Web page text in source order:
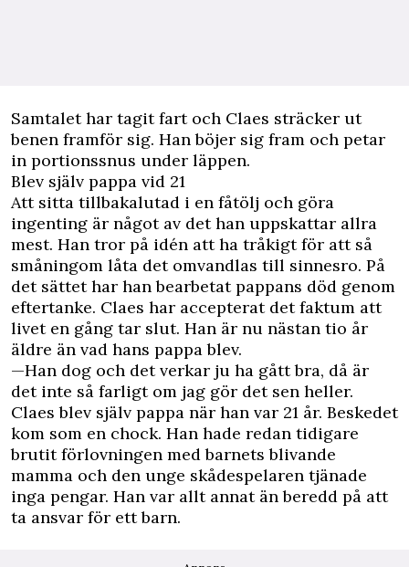
Samtalet har tagit fart och Claes sträcker ut
benen framför sig. Han böjer sig fram och petar
in portionssnus under läppen.
Blev själv pappa vid 21
Att sitta tillbakalutad i en fåtölj och göra
ingenting är något av det han uppskattar allra
mest. Han tror på idén att ha tråkigt för att så
småningom låta det omvandlas till sinnesro. På
det sättet har han bearbetat pappans död genom
eftertanke. Claes har accepterat det faktum att
livet en gång tar slut. Han är nu nästan tio år
äldre än vad hans pappa blev.
—Han dog och det verkar ju ha gått bra, då är
det inte så farligt om jag gör det sen heller.
Claes blev själv pappa när han var 21 år. Beskedet
kom som en chock. Han hade redan tidigare
brutit förlovningen med barnets blivande
mamma och den unge skådespelaren tjänade
inga pengar. Han var allt annat än beredd på att
ta ansvar för ett barn.